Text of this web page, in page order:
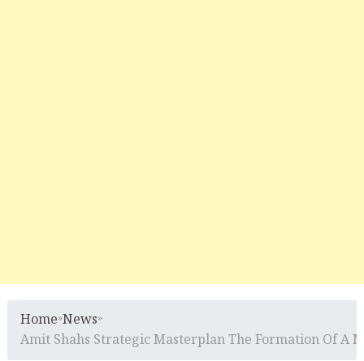
Home»News»
Amit Shahs Strategic Masterplan The Formation Of A